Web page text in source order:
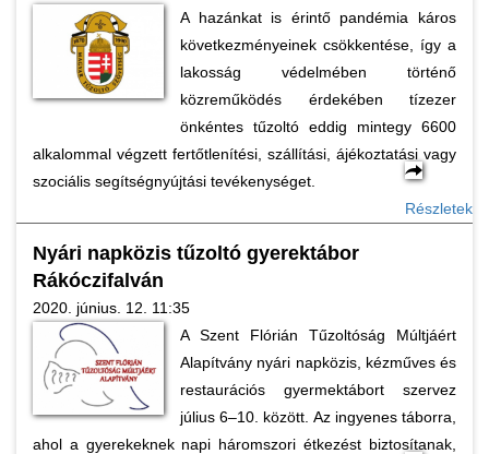
A hazánkat is érintő pandémia káros
következményeinek csökkentése, így a
lakosság védelmében történő
közreműködés érdekében tízezer
önkéntes tűzoltó eddig mintegy 6600
alkalommal végzett fertőtlenítési, szállítási, ájékoztatási vagy
szociális segítségnyújtási tevékenységet.
Részletek
Nyári napközis tűzoltó gyerektábor
Rákóczifalván
2020. június. 12. 11:35
A Szent Flórián Tűzoltóság Múltjáért
Alapítvány nyári napközis, kézműves és
restaurációs gyermektábort szervez
július 6–10. között. Az ingyenes táborra,
ahol a gyerekeknek napi háromszori étkezést biztosítanak,